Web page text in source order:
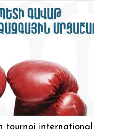
tournoi international